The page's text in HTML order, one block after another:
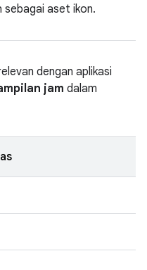
sebagai aset ikon.
dengan aplikasi
jam dalam